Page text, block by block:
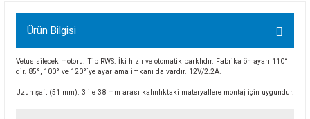
Ürün Bilgisi
Vetus silecek motoru. Tip RWS. İki hızlı ve otomatik parklıdır. Fabrika ön ayarı 110°
dir. 85°, 100° ve 120°´ye ayarlama imkanı da vardır. 12V/2.2A.
Uzun şaft (51 mm). 3 ile 38 mm arası kalınlıktaki materyallere montaj için uygundur.